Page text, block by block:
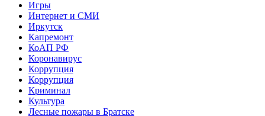
Игры
Интернет и СМИ
Иркутск
Капремонт
КоАП РФ
Коронавирус
Коррупция
Коррупция
Криминал
Культура
Лесные пожары в Братске